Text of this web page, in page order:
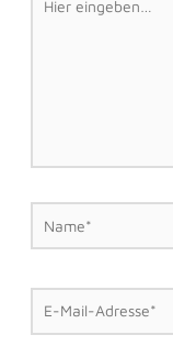
eingeben…
Name*
E-
Mail-
Adresse*